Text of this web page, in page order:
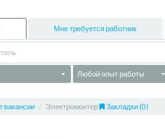
Мне требуется работник
Любой опыт работы
вакансии Электромонтер Закладки (0)